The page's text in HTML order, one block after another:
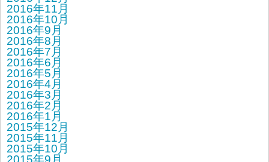
2016年11月
2016年10月
2016年9月
2016年8月
2016年7月
2016年6月
2016年5月
2016年4月
2016年3月
2016年2月
2016年1月
2015年12月
2015年11月
2015年10月
2015年9月